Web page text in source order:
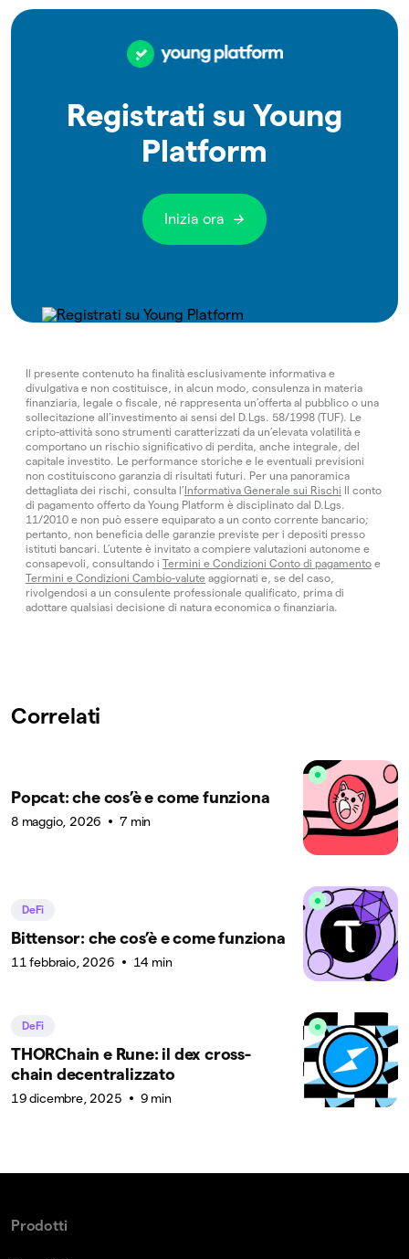
Registrati su Young
Platform
Inizia ora
Il presente contenuto ha finalità esclusivamente informativa e
divulgativa e non costituisce, in alcun modo, consulenza in materia
finanziaria, legale o fiscale, né rappresenta un’offerta al pubblico o una
sollecitazione all’investimento ai sensi del D.Lgs. 58/1998 (TUF). Le
cripto-attività sono strumenti caratterizzati da un’elevata volatilità e
comportano un rischio significativo di perdita, anche integrale, del
capitale investito. Le performance storiche e le eventuali previsioni
non costituiscono garanzia di risultati futuri. Per una panoramica
dettagliata dei rischi, consulta l’ Informativa Generale sui Rischi Il conto
di pagamento offerto da Young Platform è disciplinato dal D.Lgs.
11/2010 e non può essere equiparato a un conto corrente bancario;
pertanto, non beneficia delle garanzie previste per i depositi presso
istituti bancari. L’utente è invitato a compiere valutazioni autonome e
consapevoli, consultando i Termini e Condizioni Conto di pagamento e
Termini e Condizioni Cambio-valute aggiornati e, se del caso,
rivolgendosi a un consulente professionale qualificato, prima di
adottare qualsiasi decisione di natura economica o finanziaria.
Correlati
Popcat: che cos’è e come funziona
8 maggio, 2026 7 min
DeFi
Bittensor: che cos’è e come funziona
11 febbraio, 2026 14 min
DeFi
THORChain e Rune: il dex cross-
chain decentralizzato
19 dicembre, 2025 9 min
Prodotti